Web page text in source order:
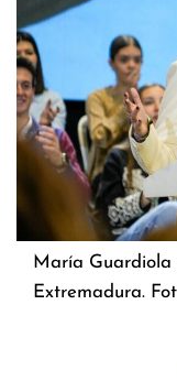
María Guardiola
Extremadura.